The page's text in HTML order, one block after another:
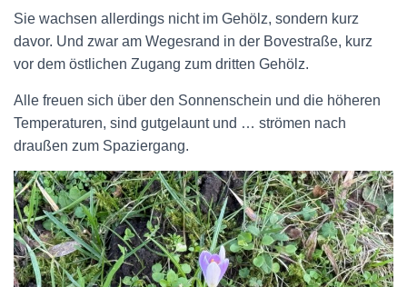
Sie wachsen allerdings nicht im Gehölz, sondern kurz
davor. Und zwar am Wegesrand in der Bovestraße, kurz
vor dem östlichen Zugang zum dritten Gehölz.
Alle freuen sich über den Sonnenschein und die höheren
Temperaturen, sind gutgelaunt und … strömen nach
draußen zum Spaziergang.